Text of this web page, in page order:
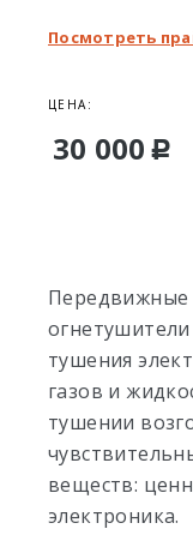
Посмотреть
ЦЕНА:
30 000 Р
Передвижные
тушения
газов и
тушении
веществ:
электроника.